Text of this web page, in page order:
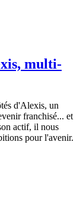
multi-
d'Alexis, un
franchisé... et
actif, il nous
pour l'avenir.